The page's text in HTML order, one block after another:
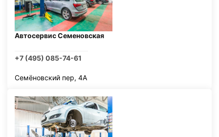
Автосервис Семеновская
+7 (495) 085-74-61
Семёновский пер, 4А